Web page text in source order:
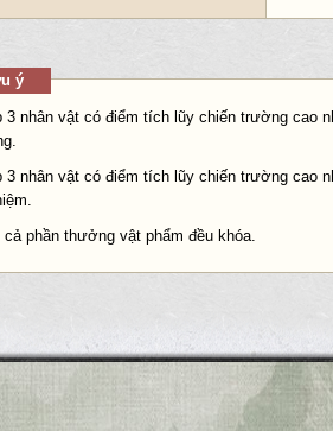
ý
3 nhân vật có điểm tích lũy chiến trường cao
3 nhân vật có điểm tích lũy chiến trường cao
cả phần thưởng vật phẩm đều khóa.